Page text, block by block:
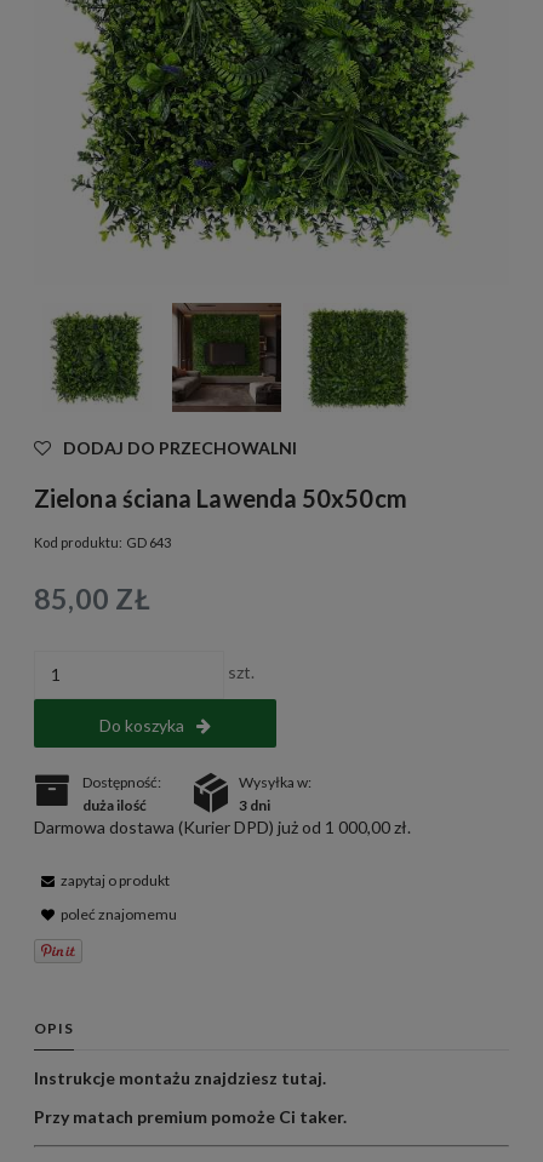
DODAJ DO PRZECHOWALNI
Zielona ściana Lawenda 50x50cm
Kod produktu: GD 643
85,00 ZŁ
szt.
Do koszyka
Dostępność:
duża ilość
Wysyłka w:
3 dni
Darmowa dostawa (Kurier DPD) już od 1 000,00 zł.
zapytaj o produkt
poleć znajomemu
OPIS
Instrukcje montażu znajdziesz tutaj.
Przy matach premium pomoże Ci taker.